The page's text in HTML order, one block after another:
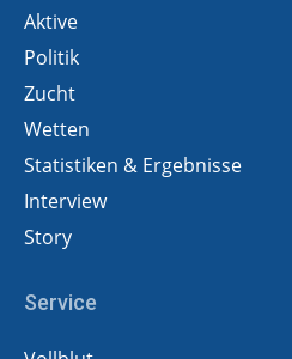
Aktive
Politik
Zucht
Wetten
Statistiken & Ergebnisse
Interview
Story
Service